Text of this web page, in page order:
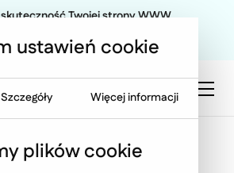
Twojej strony WWW
ustawień cookie
Szczegóły Więcej informacji
plików cookie